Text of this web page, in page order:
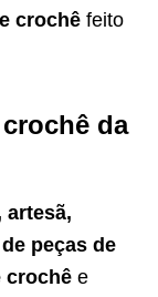
crochê feito
da
artesã,
peças de
crochê e